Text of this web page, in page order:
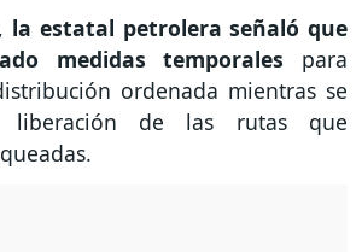
la estatal petrolera señaló que
medidas temporales para
ordenada mientras se
de las rutas que